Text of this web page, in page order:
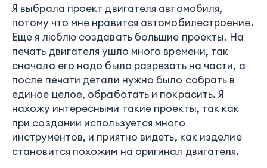
Я выбрала проект двигателя автомобиля,
потому что мне нравится автомобилестроение.
Еще я люблю создавать большие проекты. На
печать двигателя ушло много времени, так
сначала его надо было разрезать на части, а
после печати детали нужно было собрать в
единое целое, обработать и покрасить. Я
нахожу интересными такие проекты, так как
при создании используется много
инструментов, и приятно видеть, как изделие
становится похожим на оригинал двигателя.